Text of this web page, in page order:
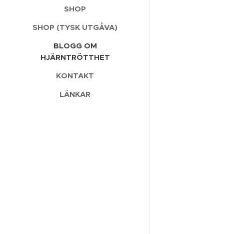
SHOP
SHOP (TYSK UTGÅVA)
BLOGG OM
HJÄRNTRÖTTHET
KONTAKT
LÄNKAR